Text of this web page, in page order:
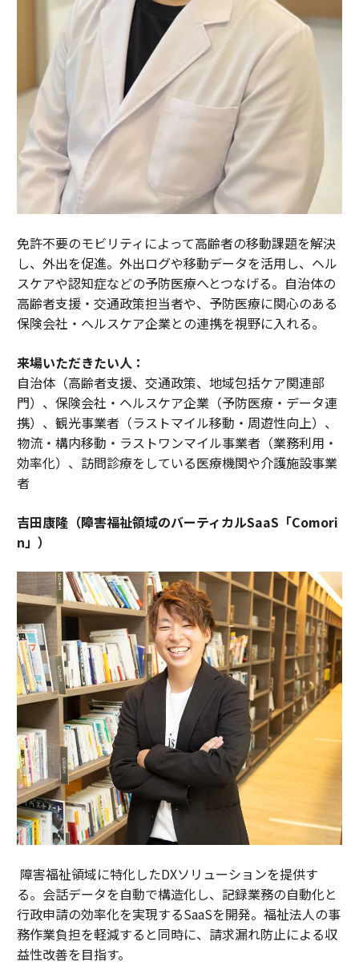
免許不要のモビリティによって高齢者の移動課題を解決
し、外出を促進。外出ログや移動データを活用し、ヘル
スケアや認知症などの予防医療へとつなげる。自治体の
高齢者支援・交通政策担当者や、予防医療に関心のある
保険会社・ヘルスケア企業との連携を視野に入れる。
来場いただきたい人：
自治体（高齢者支援、交通政策、地域包括ケア関連部
門）、保険会社・ヘルスケア企業（予防医療・データ連
携）、観光事業者（ラストマイル移動・周遊性向上）、
物流・構内移動・ラストワンマイル事業者（業務利用・
効率化）、訪問診療をしている医療機関や介護施設事業
者
吉田康隆（障害福祉領域のバーティカルSaaS「Comori
n」）
障害福祉領域に特化したDXソリューションを提供す
る。会話データを自動で構造化し、記録業務の自動化と
行政申請の効率化を実現するSaaSを開発。福祉法人の事
務作業負担を軽減すると同時に、請求漏れ防止による収
益性改善を目指す。